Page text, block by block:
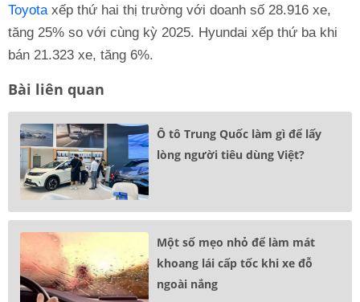
Toyota xếp thứ hai thị trường với doanh số 28.916 xe,
tăng 25% so với cùng kỳ 2025. Hyundai xếp thứ ba khi
bán 21.323 xe, tăng 6%.
Bài liên quan
Ô tô Trung Quốc làm gì để lấy
lòng người tiêu dùng Việt?
Một số mẹo nhỏ để làm mát
khoang lái cấp tốc khi xe đỗ
ngoài nắng